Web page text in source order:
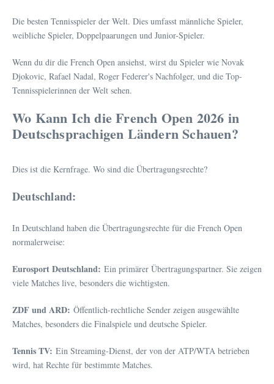
Die besten Tennisspieler der Welt. Dies umfasst männliche Spieler,
weibliche Spieler, Doppelpaarungen und Junior-Spieler.
Wenn du dir die French Open ansiehst, wirst du Spieler wie Novak
Djokovic, Rafael Nadal, Roger Federer's Nachfolger, und die Top-
Tennisspielerinnen der Welt sehen.
Wo Kann Ich die French Open 2026 in
Deutschsprachigen Ländern Schauen?
Dies ist die Kernfrage. Wo sind die Übertragungsrechte?
Deutschland:
In Deutschland haben die Übertragungsrechte für die French Open
normalerweise:
Eurosport Deutschland: Ein primärer Übertragungspartner. Sie zeigen
viele Matches live, besonders die wichtigsten.
ZDF und ARD: Öffentlich-rechtliche Sender zeigen ausgewählte
Matches, besonders die Finalspiele und deutsche Spieler.
Tennis TV: Ein Streaming-Dienst, der von der ATP/WTA betrieben
wird, hat Rechte für bestimmte Matches.